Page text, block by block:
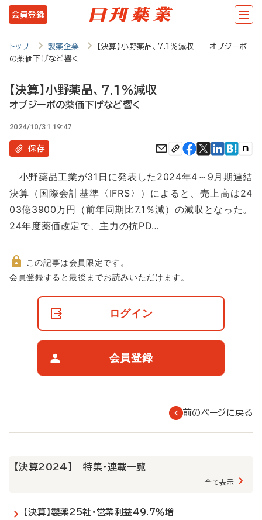
メ
イ
テ
ツ
に
動
会員登録
トップ 製薬企業
【決算】小野薬品、7.1％減収 オプジーボ
の薬価下げなど響く
【決算】小野薬品、7.1％減収
オプジーボの薬価下げなど響く
2024/10/31 19:47
保存
小野薬品工業が31日に発表した2024年4～9月期連結
決算（国際会計基準〈IFRS〉）によると、売上高は24
03億3900万円（前年同期比7.1％減）の減収となった。
24年度薬価改定で、主力の抗PD…
非
この記事は会員限定です。
会員登録すると最後までお読みいただけます。
ログイン
会員登録
前のページに戻る
【決算2024】 | 特集・連載一覧
全て表示
【決算】製薬25社・営業利益49.7％増